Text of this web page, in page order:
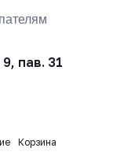
пав. 31
Корзина